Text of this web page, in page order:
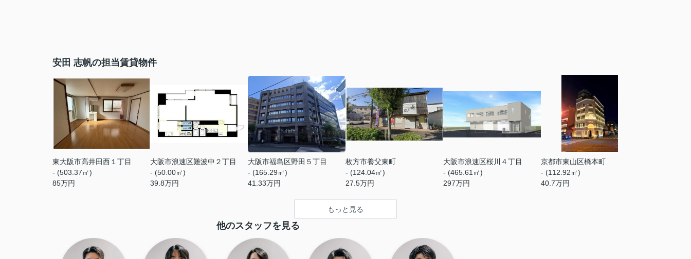
安田 志帆の担当賃貸物件
東大阪市高井田西１丁目
- (503.37㎡)
85万円
大阪市浪速区難波中２丁目
- (50.00㎡)
39.8万円
大阪市福島区野田５丁目
- (165.29㎡)
41.33万円
枚方市養父東町
- (124.04㎡)
27.5万円
大阪市浪速区桜川４丁目
- (465.61㎡)
297万円
京都市東山区橋本町
- (112.92㎡)
40.7万円
もっと見る
他のスタッフを見る